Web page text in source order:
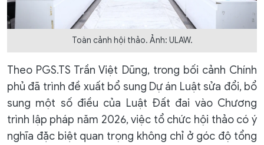
Toàn cảnh hội thảo. Ảnh: ULAW.
Theo PGS.TS Trần Việt Dũng, trong bối cảnh Chính
phủ đã trình đề xuất bổ sung Dự án Luật sửa đổi, bổ
sung một số điều của Luật Đất đai vào Chương
trình lập pháp năm 2026, việc tổ chức hội thảo có ý
nghĩa đặc biệt quan trọng không chỉ ở góc độ tổng